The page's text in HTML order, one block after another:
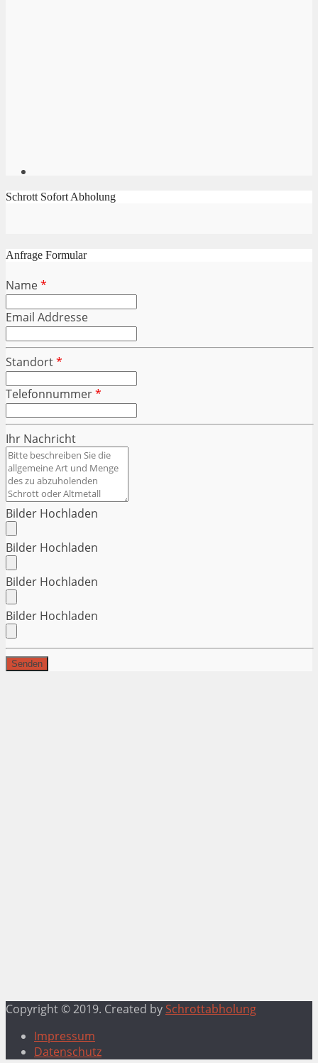
Schrott Sofort Abholung
Anfrage Formular
Name*
Email Addresse
Standort*
Telefonnummer*
Ihr Nachricht
Bilder Hochladen
Bilder Hochladen
Bilder Hochladen
Bilder Hochladen
Copyright © 2019. Created by Schrottabholung
Impressum
Datenschutz